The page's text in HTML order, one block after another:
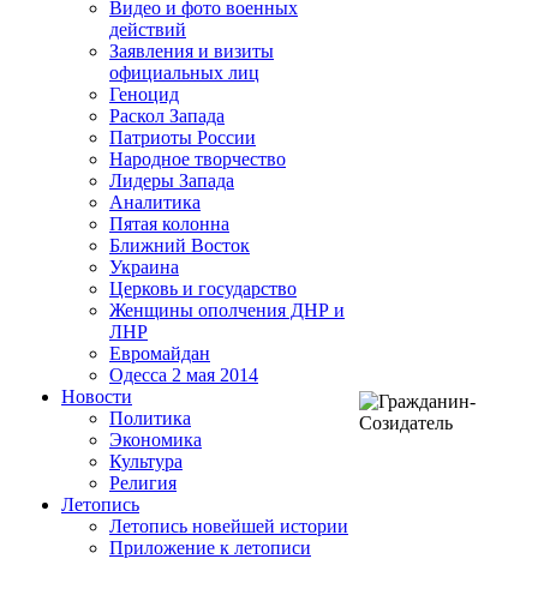
Видео и фото военных
действий
Заявления и визиты
официальных лиц
Геноцид
Раскол Запада
Патриоты России
Народное творчество
Лидеры Запада
Аналитика
Пятая колонна
Ближний Восток
Украина
Церковь и государство
Женщины ополчения ДНР и
ЛНР
Евромайдан
Одесса 2 мая 2014
Новости
Политика
Экономика
Культура
Религия
Летопись
Летопись новейшей истории
Приложение к летописи